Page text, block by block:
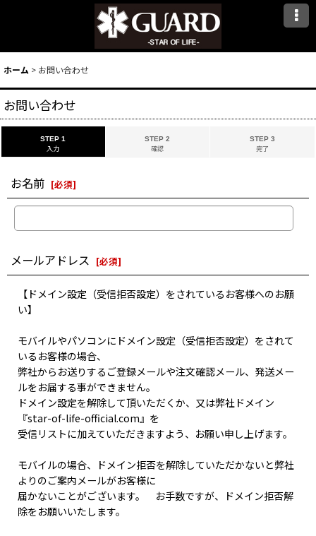
ホーム > お問い合わせ
お問い合わせ
STEP 1
入力
STEP 2
確認
STEP 3
完了
お名前 [必須]
メールアドレス [必須]
【ドメイン設定（受信拒否設定）をされているお客様へのお願
い】
モバイルやパソコンにドメイン設定（受信拒否設定）をされて
いるお客様の場合、
弊社からお送りするご登録メールや注文確認メール、発送メー
ルをお届する事ができません。
ドメイン設定を解除して頂いただくか、又は弊社ドメイン
『star-of-life-official.com』を
受信リストに加えていただきますよう、お願い申し上げます。
モバイルの場合、ドメイン拒否を解除していただかないと弊社
よりのご案内メールがお客様に
届かないことがございます。 お手数ですが、ドメイン拒否解
除をお願いいたします。